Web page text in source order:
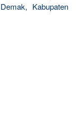
Kabupaten